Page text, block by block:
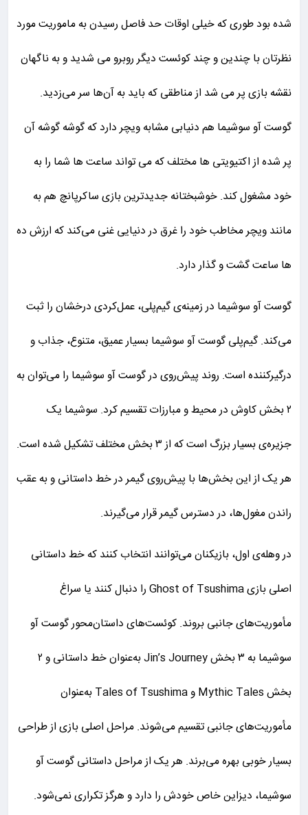
شده بود طوری که خیلی اوقات حد فاصل رسیدن به ماموریت مورد
نظرتان با چندین و چند کوئست دیگر روبرو می شدید و به ناگهان
نقشه بازی پر می شد از مناطقی که باید به آن‌ها سر می‌زدید.
گوست آو سوشیما هم دنیابی مشابه ویچر دارد که گوشه گوشه آن
پر شده از اکتیویتی ها مختلف که می تواند ساعت ها شما را به
خود مشغول کند. خوشبختانه جدیدترین بازی ساکرپانچ هم به
مانند ویچر مخاطب خود را غرق در دنیایی غنی می‌کند که ارزش ده
ها ساعت گشت و گذار دارد.
گوست آو سوشیما در زمینه‌ی گیم‌پلی، عمل‌کردی درخشان را ثبت
می‌کند. گیم‌پلی گوست آو سوشیما بسیار عمیق، متنوع، جذاب و
درگیرکننده است. روند پیش‌روی در گوست آو سوشیما را می‌توان به
۲ بخش کاوش در محیط و مبارزات تقسیم کرد. سوشیما یک
جزیره‌ی بسیار بزرگ است که از ۳ بخش مختلف تشکیل شده است.
هر یک از این بخش‌ها با پیش‌روی گیمر در خط داستانی و به عقب
راندن مغول‌ها، در دسترس گیمر قرار می‌گیرند.
در وهله‌ی اول، بازیکنان می‌توانند انتخاب کنند که خط داستانی
اصلی بازی Ghost of Tsushima را دنبال کنند یا سراغ
مأموریت‌های جانبی بروند. کوئست‌های داستان‌محور گوست آو
سوشیما به ۳ بخش Jin’s Journey به‌عنوان خط داستانی و ۲
بخش Mythic Tales و Tales of Tsushima به‌عنوان
مأموریت‌های جانبی تقسیم می‌شوند. مراحل اصلی بازی از طراحی
بسیار خوبی بهره می‌برند. هر یک از مراحل داستانی گوست آو
سوشیما، دیزاین خاص خودش را دارد و هرگز تکراری نمی‌شود.